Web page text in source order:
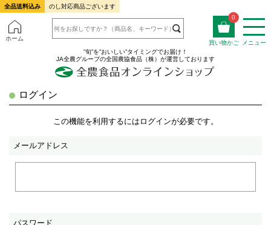
全品送料込み のし対応商品ございます
ホーム
0
買い物かご
メニュー
”旬”を”おいしい”タイミングでお届け！
JA全農グループの全国農協食品（株）が運営しております
ログイン
この機能を利用するにはログインが必要です。
メールアドレス
パスワード